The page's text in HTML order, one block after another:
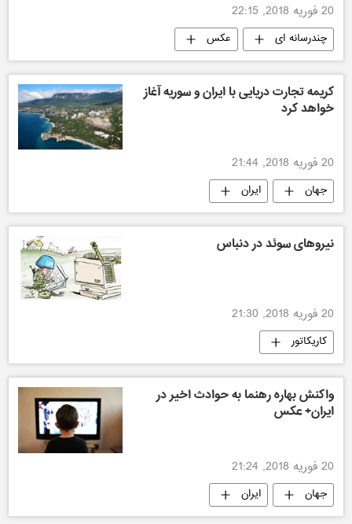
20 فوریه 2018, 22:15
چندرسانه ای عکس
کریمه تجارت دریایی با ایران و سوریه آغاز
خواهد کرد
20 فوریه 2018, 21:44
جهان ایران
نیروهای سوئد در دنباس
20 فوریه 2018, 21:30
کاریکاتور
واکنش بهاره رهنما به حوادث اخیر در
ایران+ عکس
20 فوریه 2018, 21:24
جهان ایران